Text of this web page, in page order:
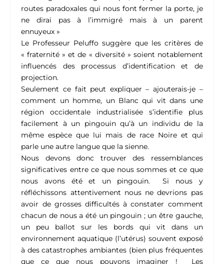
routes paradoxales qui nous font fermer la porte, je
ne dirai pas à l’immigré mais à un parent
ennuyeux »
Le Professeur Peluffo suggère que les critères de
« fraternité » et de « diversité » soient notablement
influencés des processus d’identification et de
projection.
Seulement ce fait peut expliquer – ajouterais-je –
comment un homme, un Blanc qui vit dans une
région occidentale industrialisée s’identifie plus
facilement à un pingouin qu’à un individu de la
même espèce que lui mais de race Noire et qui
parle une autre langue que la sienne.
Nous devons donc trouver des ressemblances
significatives entre ce que nous sommes et ce que
nous avons été et un pingouin. Si nous y
réfléchissons attentivement nous ne devrions pas
avoir de grosses difficultés à constater comment
chacun de nous a été un pingouin ; un être gauche,
un peu ballot sur les bords qui vit dans un
environnement aquatique (l’utérus) souvent exposé
à des catastrophes ambiantes (bien plus fréquentes
que ce que nous pouvons imaginer ! Les